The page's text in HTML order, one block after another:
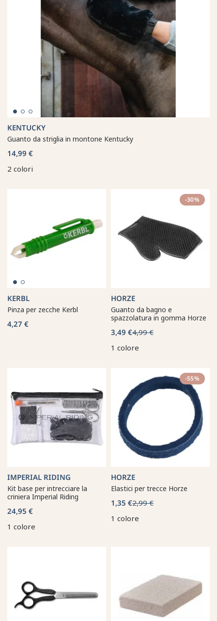
KENTUCKY
Guanto da striglia in montone Kentucky
14,99 €
2 colori
KERBL
Pinza per zecche Kerbl
4,27 €
-30%
HORZE
Guanto da bagno e
spazzolatura in gomma Horze
3,49 €4,99 €
1 colore
IMPERIAL RIDING
Kit base per intrecciare la
criniera Imperial Riding
24,95 €
1 colore
-55%
HORZE
Elastici per trecce Horze
1,35 €2,99 €
1 colore